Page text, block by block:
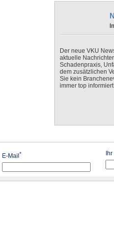
Der neue VKU
aktuelle
Schadenpraxis,
dem zusätzlichen
Sie kein
immer top
E-Mail *